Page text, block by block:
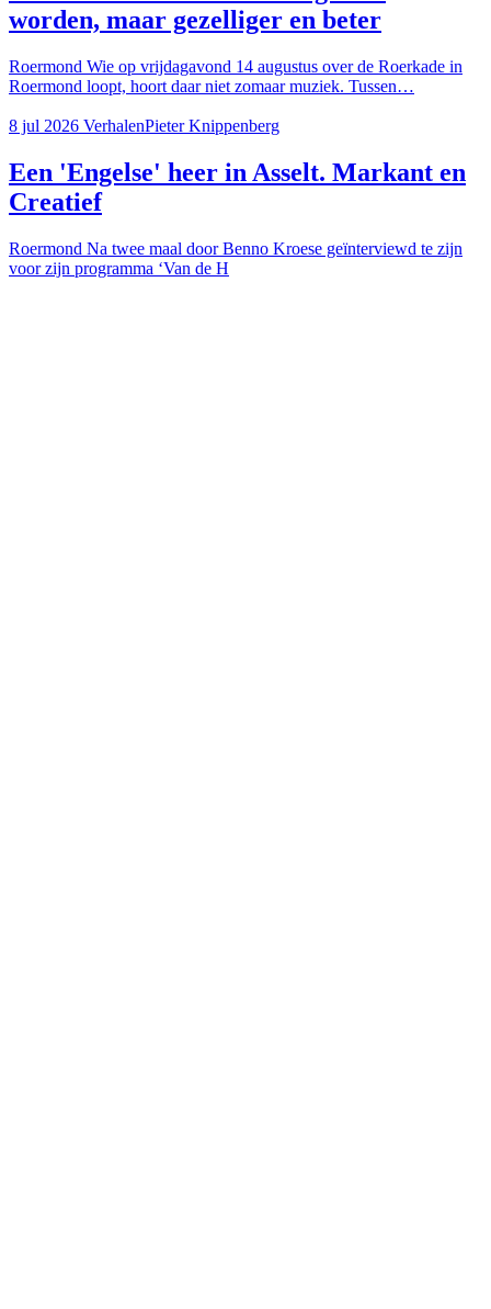
worden, maar gezelliger en beter
Roermond Wie op vrijdagavond 14 augustus over de Roerkade in
Roermond loopt, hoort daar niet zomaar muziek. Tussen…
8 jul 2026 VerhalenPieter Knippenberg
Een 'Engelse' heer in Asselt. Markant en
Creatief
Roermond Na twee maal door Benno Kroese geïnterviewd te zijn
voor zijn programma ‘Van de H